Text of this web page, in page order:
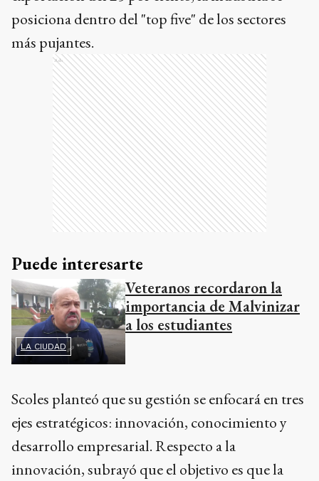
posiciona dentro del "top five" de los sectores
más pujantes.
Ads
Puede interesarte
LA CIUDAD
Veteranos recordaron la
importancia de Malvinizar
a los estudiantes
Scoles planteó que su gestión se enfocará en tres
ejes estratégicos: innovación, conocimiento y
desarrollo empresarial. Respecto a la
innovación, subrayó que el objetivo es que la